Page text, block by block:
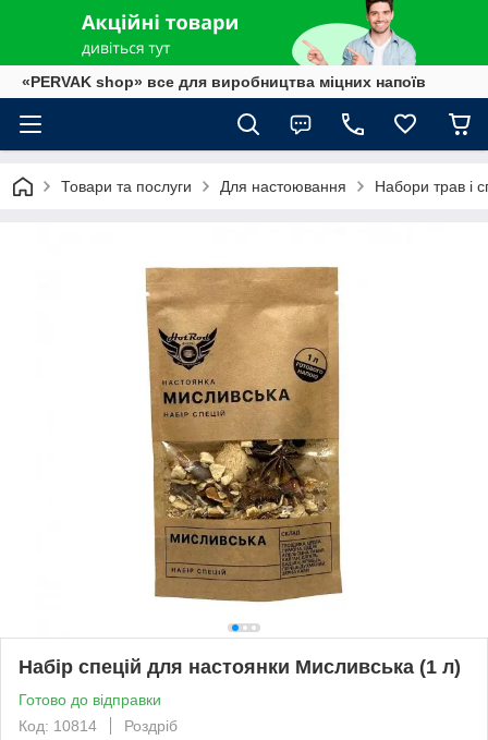
«PERVAK shop» все для виробництва міцних напоїв
Товари та послуги Для настоювання Набори трав і
Набір спецій для настоянки Мисливська (1 л)
Готово до відправки
Код: 10814
Роздріб